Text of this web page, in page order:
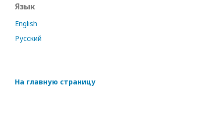
Язык
English
Русский
На главную страницу